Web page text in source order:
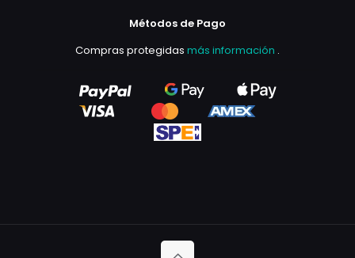
Métodos de Pago
Compras protegidas más información .